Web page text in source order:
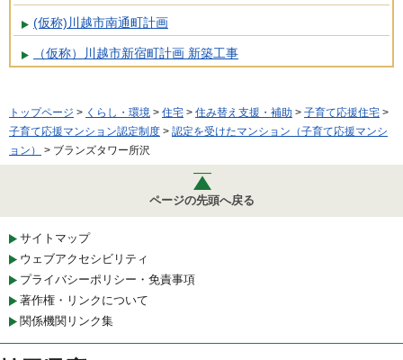
(仮称)川越市南通町計画
（仮称）川越市新宿町計画 新築工事
トップページ > くらし・環境 > 住宅 > 住み替え支援・補助 > 子育て応援住宅 >
子育て応援マンション認定制度 > 認定を受けたマンション（子育て応援マンシ
ョン）
> ブランズタワー所沢
ページの先頭へ戻る
サイトマップ
ウェブアクセシビリティ
プライバシーポリシー・免責事項
著作権・リンクについて
関係機関リンク集